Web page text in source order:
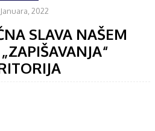
2022
SLAVA NAŠEM